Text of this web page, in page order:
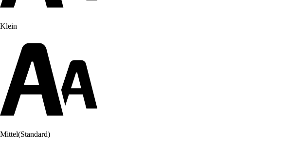
Klein
Mittel(Standard)